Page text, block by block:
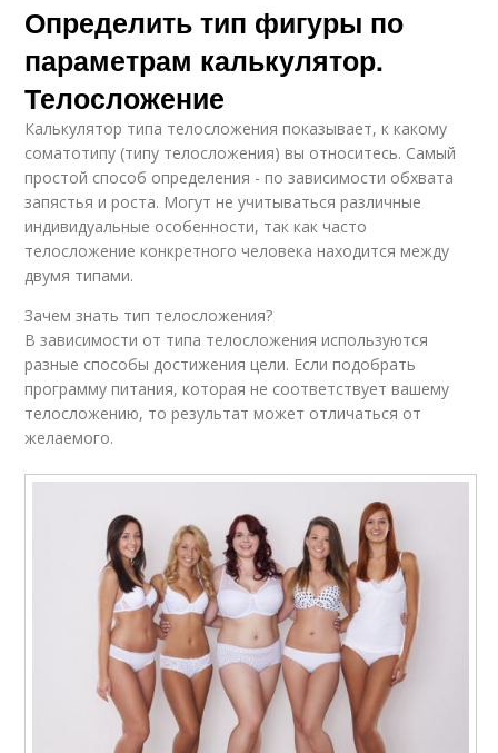
Определить тип фигуры по
параметрам калькулятор.
Телосложение
Калькулятор типа телосложения показывает, к какому
соматотипу (типу телосложения) вы относитесь. Самый
простой способ определения - по зависимости обхвата
запястья и роста. Могут не учитываться различные
индивидуальные особенности, так как часто
телосложение конкретного человека находится между
двумя типами.
Зачем знать тип телосложения?
В зависимости от типа телосложения используются
разные способы достижения цели. Если подобрать
программу питания, которая не соответствует вашему
телосложению, то результат может отличаться от
желаемого.